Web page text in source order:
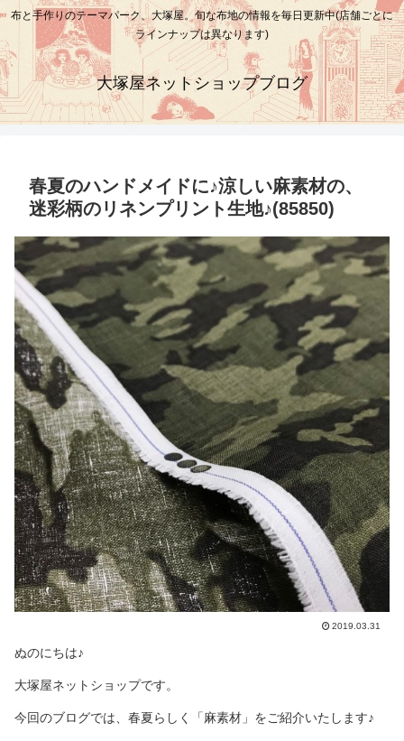
布と手作りのテーマパーク、大塚屋。旬な布地の情報を毎日更新中(店舗ごとに
ラインナップは異なります)
大塚屋ネットショップブログ
春夏のハンドメイドに♪涼しい麻素材の、
迷彩柄のリネンプリント生地♪(85850)
2019.03.31
ぬのにちは♪
大塚屋ネットショップです。
今回のブログでは、春夏らしく「麻素材」をご紹介いたします♪